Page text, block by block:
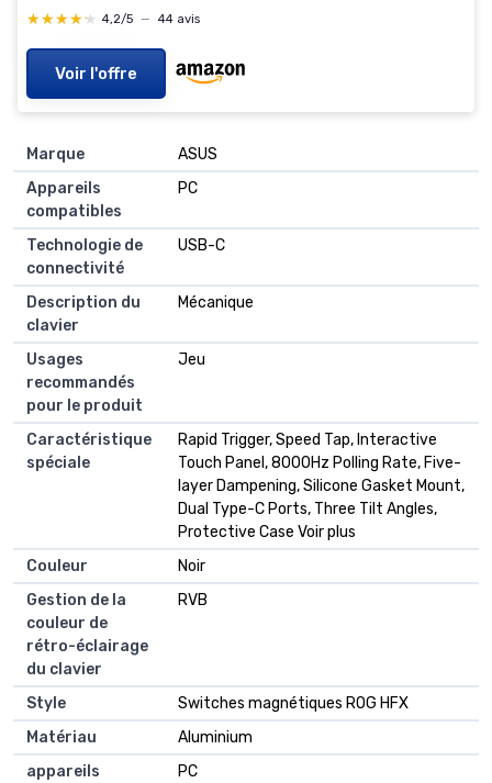
Tactile, Clavier Français AZERTY - Noir Noir Tactile
★★★★★
★★★★★ 4,2/5 — 44 avis
Voir l'offre
Marque
ASUS
Appareils
compatibles
PC
Technologie de
connectivité
USB-C
Description du
clavier
Mécanique
Usages
recommandés
pour le produit
Jeu
Caractéristique
spéciale
Rapid Trigger, Speed Tap, Interactive
Touch Panel, 8000Hz Polling Rate, Five-
layer Dampening, Silicone Gasket Mount,
Dual Type-C Ports, Three Tilt Angles,
Protective Case Voir plus
Couleur
Noir
Gestion de la
couleur de
rétro-éclairage
du clavier
RVB
Style
Switches magnétiques ROG HFX
Matériau
Aluminium
appareils
PC